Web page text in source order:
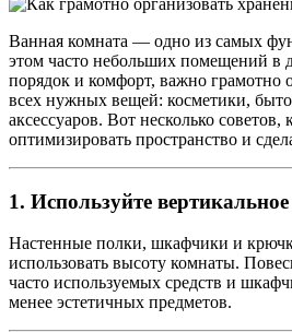
Ванная комната — одно из самых
этом часто небольших помещений в
порядок и комфорт, важно грамотно
всех нужных вещей: косметики,
аксессуаров. Вот несколько советов,
оптимизировать пространство и
1. Используйте
Настенные полки, шкафчики и
использовать высоту комнаты.
часто используемых средств и
менее эстетичных предметов.